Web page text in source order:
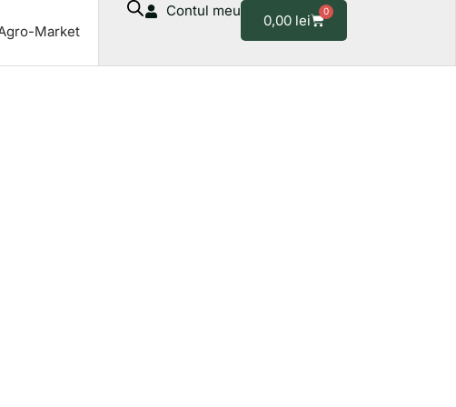
Market
Contul meu
0,00 lei
0
Cart